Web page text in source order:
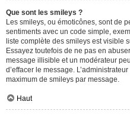
Que sont les smileys ?
Les smileys, ou émoticônes, sont de
sentiments avec un code simple,
liste complète des smileys est visible
Essayez toutefois de ne pas en
message illisible et un modérateur
d’effacer le message.
maximum de smileys par message.
Haut